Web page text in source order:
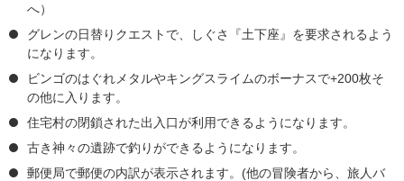
へ）
グレンの日替りクエストで、しぐさ『土下座』を要求されるよう
になります。
ビンゴのはぐれメタルやキングスライムのボーナスで+200枚そ
の他に入ります。
住宅村の閉鎖された出入口が利用できるようになります。
古き神々の遺跡で釣りができるようになります。
郵便局で郵便の内訳が表示されます。(他の冒険者から、旅人バ